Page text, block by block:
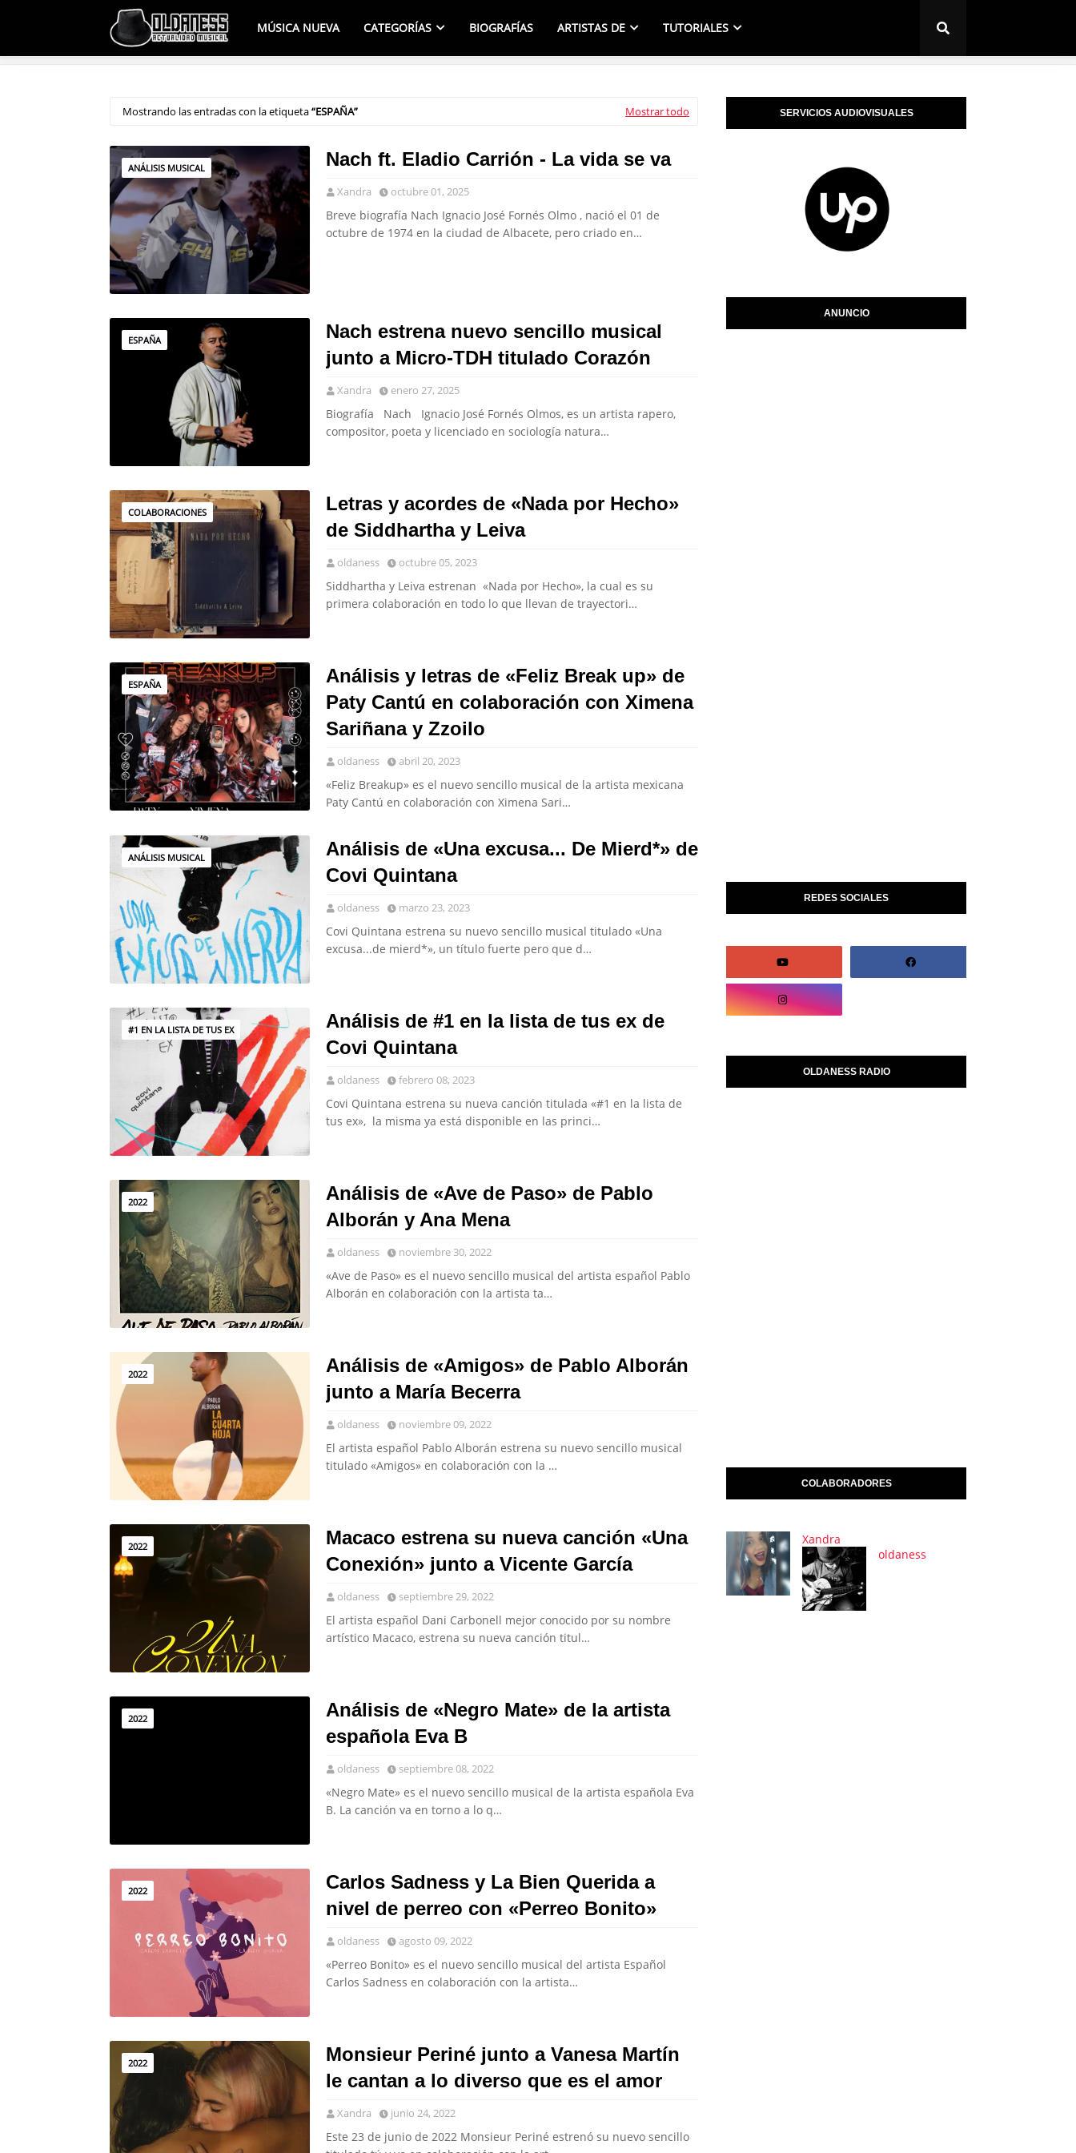
MÚSICA NUEVA CATEGORÍAS BIOGRAFÍAS ARTISTAS DE TUTORIALES
Mostrando las entradas con la etiqueta ESPAÑA Mostrar todo
ANÁLISIS MUSICAL Nach ft. Eladio Carrión - La vida se va
Xandra octubre 01, 2025
Breve biografía Nach Ignacio José Fornés Olmo , nació el 01 de
octubre de 1974 en la ciudad de Albacete, pero criado en…
ESPAÑA
Nach estrena nuevo sencillo musical
junto a Micro-TDH titulado Corazón
Xandra enero 27, 2025
Biografía Nach Ignacio José Fornés Olmos, es un artista rapero,
compositor, poeta y licenciado en sociología natura…
COLABORACIONES
Letras y acordes de «Nada por Hecho»
de Siddhartha y Leiva
oldaness octubre 05, 2023
Siddhartha y Leiva estrenan «Nada por Hecho», la cual es su
primera colaboración en todo lo que llevan de trayectori…
ESPAÑA
Análisis y letras de «Feliz Break up» de
Paty Cantú en colaboración con Ximena
Sariñana y Zzoilo
oldaness abril 20, 2023
«Feliz Breakup» es el nuevo sencillo musical de la artista mexicana
Paty Cantú en colaboración con Ximena Sari…
ANÁLISIS MUSICAL
Análisis de «Una excusa... De Mierd*» de
Covi Quintana
oldaness marzo 23, 2023
Covi Quintana estrena su nuevo sencillo musical titulado «Una
excusa...de mierd*», un título fuerte pero que d…
#1 EN LA LISTA DE TUS EX
Análisis de #1 en la lista de tus ex de
Covi Quintana
oldaness febrero 08, 2023
Covi Quintana estrena su nueva canción titulada «#1 en la lista de
tus ex», la misma ya está disponible en las princi…
2022
Análisis de «Ave de Paso» de Pablo
Alborán y Ana Mena
oldaness noviembre 30, 2022
«Ave de Paso» es el nuevo sencillo musical del artista español Pablo
Alborán en colaboración con la artista ta…
2022
Análisis de «Amigos» de Pablo Alborán
junto a María Becerra
oldaness noviembre 09, 2022
El artista español Pablo Alborán estrena su nuevo sencillo musical
titulado «Amigos» en colaboración con la …
2022
Macaco estrena su nueva canción «Una
Conexión» junto a Vicente García
oldaness septiembre 29, 2022
El artista español Dani Carbonell mejor conocido por su nombre
artístico Macaco, estrena su nueva canción titul…
2022
Análisis de «Negro Mate» de la artista
española Eva B
oldaness septiembre 08, 2022
«Negro Mate» es el nuevo sencillo musical de la artista española Eva
B. La canción va en torno a lo q…
2022
Carlos Sadness y La Bien Querida a
nivel de perreo con «Perreo Bonito»
oldaness agosto 09, 2022
«Perreo Bonito» es el nuevo sencillo musical del artista Español
Carlos Sadness en colaboración con la artista…
2022
Monsieur Periné junto a Vanesa Martín
le cantan a lo diverso que es el amor
Xandra junio 24, 2022
Este 23 de junio de 2022 Monsieur Periné estrenó su nuevo sencillo
SERVICIOS AUDIOVISUALES
ANUNCIO
REDES SOCIALES
OLDANESS RADIO
COLABORADORES
Xandra
oldaness